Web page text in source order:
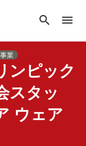
search menu
業
ンピック
スタッ
ウェア